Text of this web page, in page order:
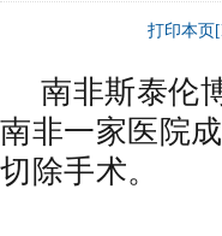
打印本页
南非斯泰伦
南非一家医院
切除手术。